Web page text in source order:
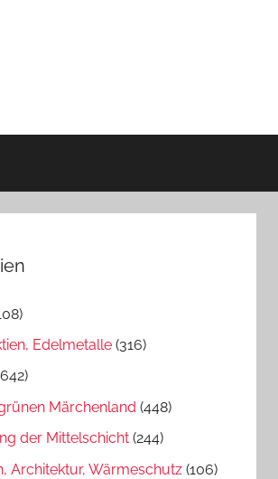
Edelmetalle (316)
Märchenland (448)
der Mittelschicht (244)
Architektur, Wärmeschutz (106)